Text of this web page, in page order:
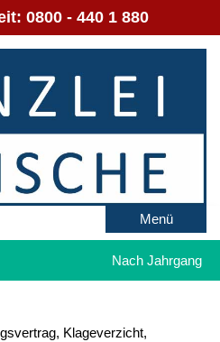
0800 - 440 1 880
Menü
Nach Jahrgang
Klageverzicht,